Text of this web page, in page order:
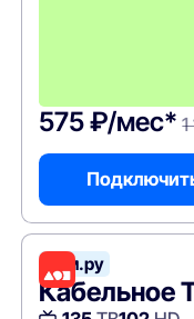
575 ₽/мес*
Дом.ру
Кабельное